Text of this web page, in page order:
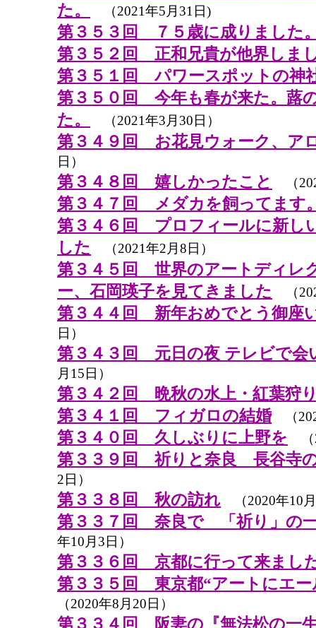
た。
（2021年5月31日)
第３５３回 ７５歳に成りました
第３５２回 正和兄貴が他界しま
第３５１回 パワースポットの神
第３５０回 今年も春が来た。蕗
た。
（2021年3月30日）
第３４９回 お花見ウォーク、ア
日）
第３４８回 嬉しかったこと （
第３４７回 メダカを飼ってます
第３４６回 プロフィールに新し
した
（2021年2月8日）
第３４５回 世界のアートディレ
ー、石岡瑛子を見てきました
（
第３４４回 新年おめでとう御座
日）
第３４３回 元日の夜 テレビで会
月15日）
第３４２回 晩秋の水上・紅葉狩
第３４１回 フィガロの結婚（
第３４０回 久しぶりに上野を （
第３３９回 祈りと奈良 長谷寺
2日）
第３３８回 秋の訪れ （2020年10
第３３７回 奈良で 「祈り」の
年10月3日）
第３３６回 京都に行って来まし
第３３５回 東京都“アートにエー
（2020年8月20日）
第３３４回 阪妻の『無法松の一